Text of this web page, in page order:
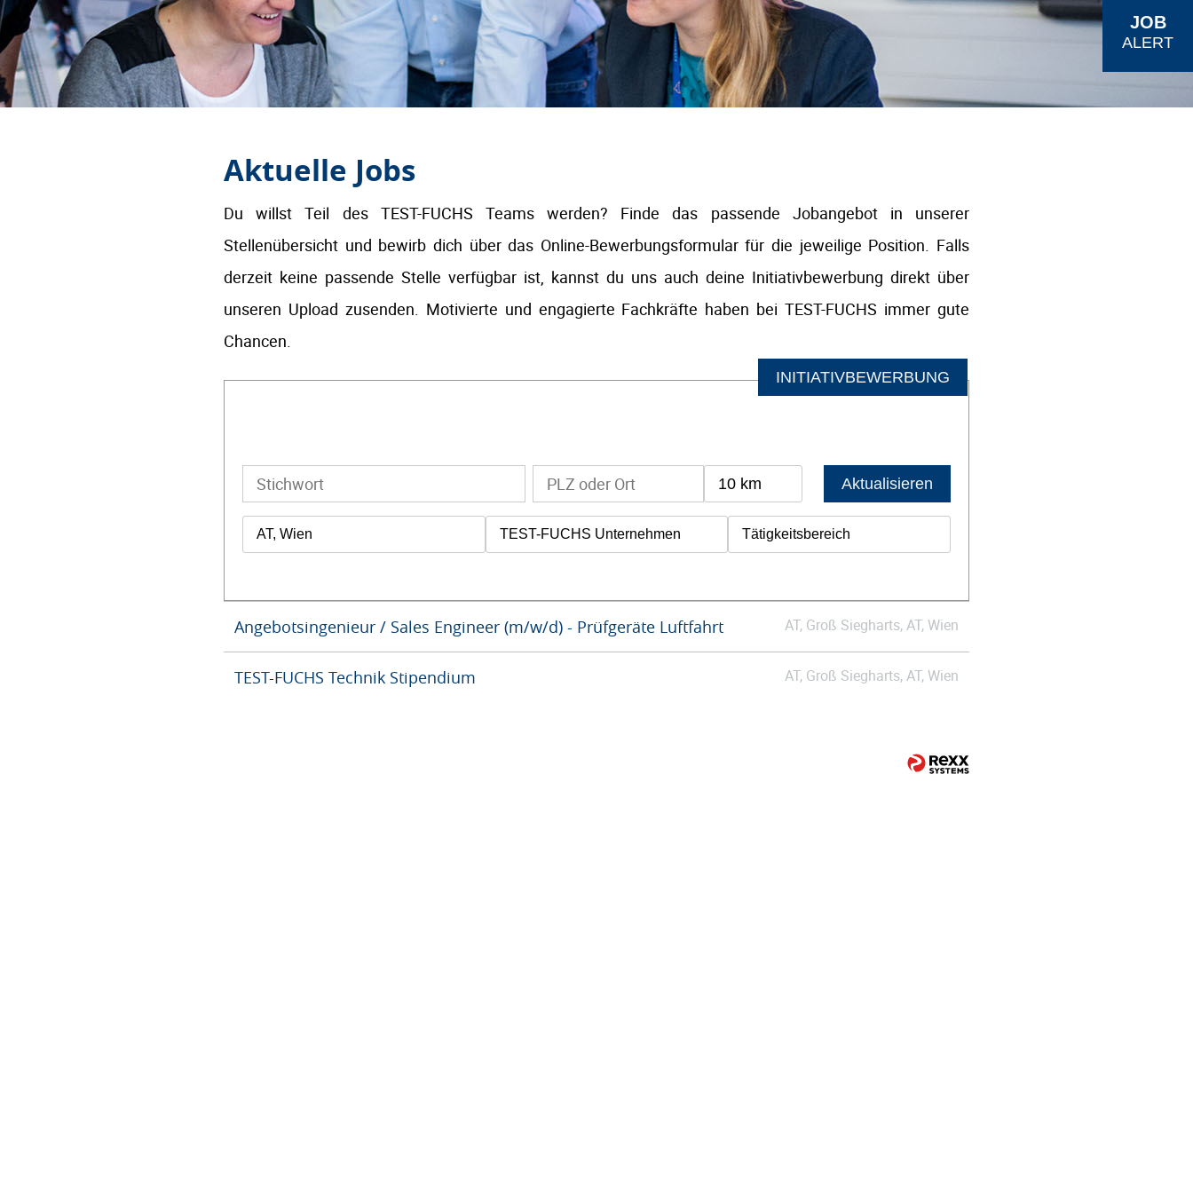
Aktuelle Jobs
Du willst Teil des TEST-FUCHS Teams werden? Finde das passende Jobangebot in unserer
Stellenübersicht und bewirb dich über das Online-Bewerbungsformular für die jeweilige Position. Falls
derzeit keine passende Stelle verfügbar ist, kannst du uns auch deine Initiativbewerbung direkt über
unseren Upload zusenden. Motivierte und engagierte Fachkräfte haben bei TEST-FUCHS immer gute
Chancen.
INITIATIVBEWERBUNG
10 km Aktualisieren
AT, Wien TEST-FUCHS Unternehmen Tätigkeitsbereich
Angebotsingenieur / Sales Engineer (m/w/d) - Prüfgeräte Luftfahrt AT, Groß Siegharts, AT, Wien
TEST-FUCHS Technik Stipendium AT, Groß Siegharts, AT, Wien
JOB
ALERT